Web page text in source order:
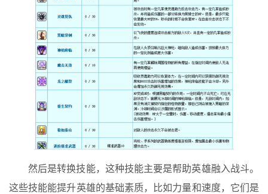
然后是转换技能，这种技能主要是帮助英雄融入战斗。
这些技能能提升英雄的基础素质，比如力量和速度，它们是